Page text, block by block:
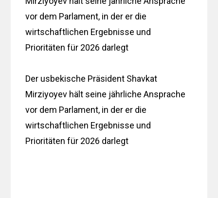
Der usbekische Präsident Shavkat
Mirziyoyev hält seine jährliche Ansprache
vor dem Parlament, in der er die
wirtschaftlichen Ergebnisse und
Prioritäten für 2026 darlegt